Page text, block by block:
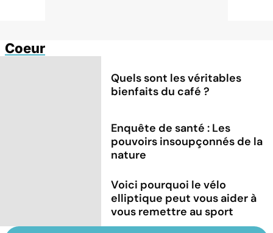
Coeur
Quels sont les véritables
bienfaits du café ?
Enquête de santé : Les
pouvoirs insoupçonnés de la
nature
Voici pourquoi le vélo
elliptique peut vous aider à
vous remettre au sport